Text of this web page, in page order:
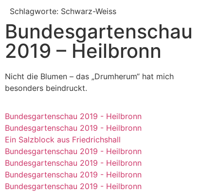
Schlagworte: Schwarz-Weiss
Bundesgartenschau
2019 – Heilbronn
Nicht die Blumen – das „Drumherum“ hat mich
besonders beindruckt.
Bundesgartenschau 2019 - Heilbronn
Bundesgartenschau 2019 - Heilbronn
Ein Salzblock aus Friedrichshall
Bundesgartenschau 2019 - Heilbronn
Bundesgartenschau 2019 - Heilbronn
Bundesgartenschau 2019 - Heilbronn
Bundesgartenschau 2019 - Heilbronn